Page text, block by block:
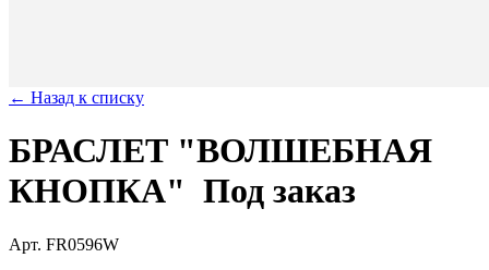
← Назад к списку
БРАСЛЕТ "ВОЛШЕБНАЯ
КНОПКА" Под заказ
Арт. FR0596W